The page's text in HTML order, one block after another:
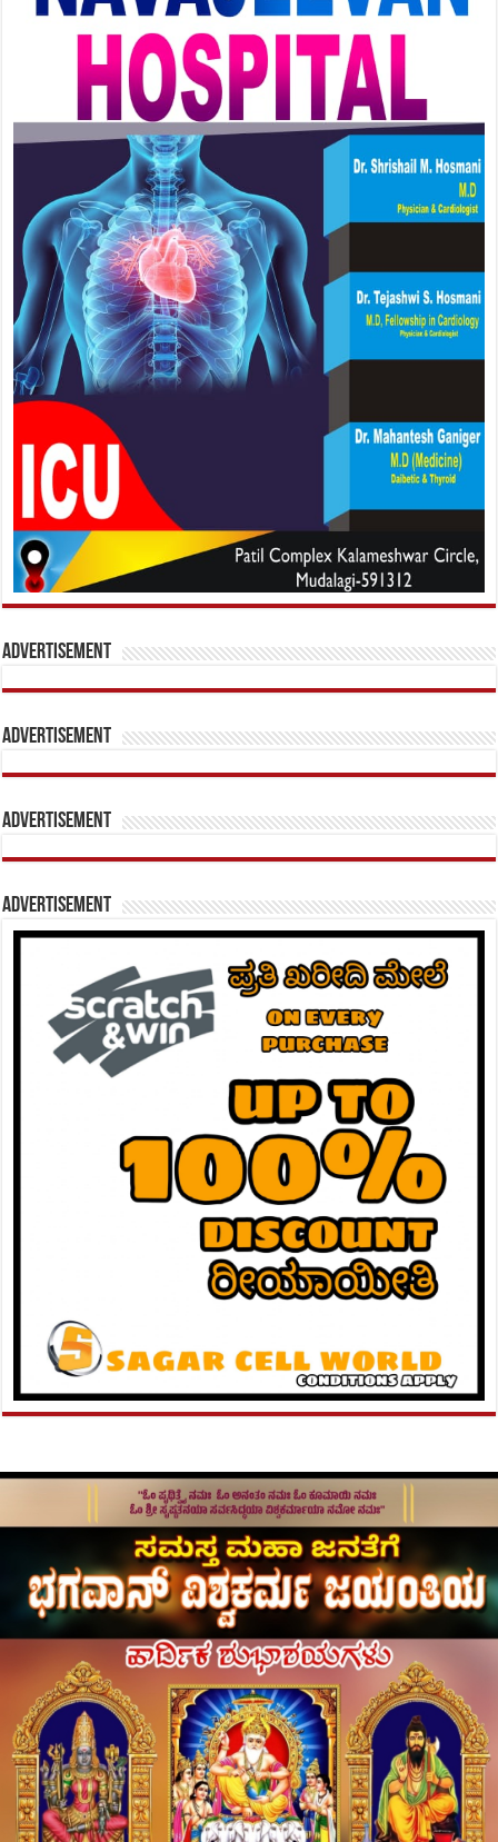
Advertisement
Advertisement
Advertisement
Advertisement